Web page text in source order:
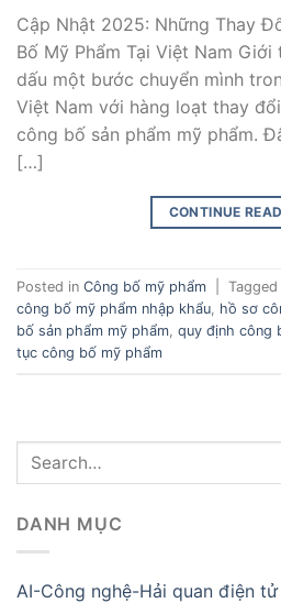
Cập Nhật 2025: Những Thay
Bố Mỹ Phẩm Tại Việt Nam
dấu một bước chuyển mình
Việt Nam với hàng loạt thay
công bố sản phẩm mỹ phẩm.
[…]
CONTINUE
Posted in Công bố mỹ phẩm Tagged
công bố mỹ phẩm nhập khẩu, hồ sơ
bố sản phẩm mỹ phẩm, quy định công
tục công bố mỹ phẩm
DANH MỤC
AI-Công nghệ-Hải quan điện tử